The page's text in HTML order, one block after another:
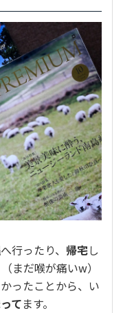
へ行ったり、 帰宅し
まだ喉が痛いw）
ったことから、い
てます。